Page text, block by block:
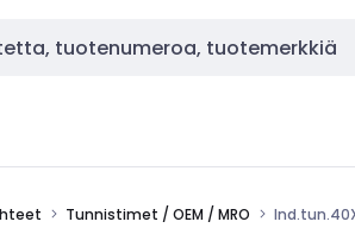
Tunnistimet / OEM / MRO